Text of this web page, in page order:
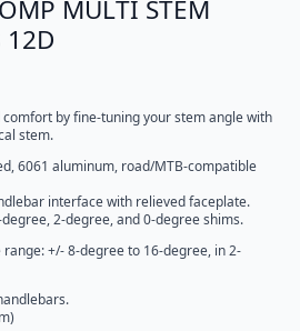
MULTI STEM
12D
by fine-tuning your stem angle with
stem.
6061 aluminum, road/MTB-compatible
interface with relieved faceplate.
2-degree, and 0-degree shims.
+/- 8-degree to 16-degree, in 2-